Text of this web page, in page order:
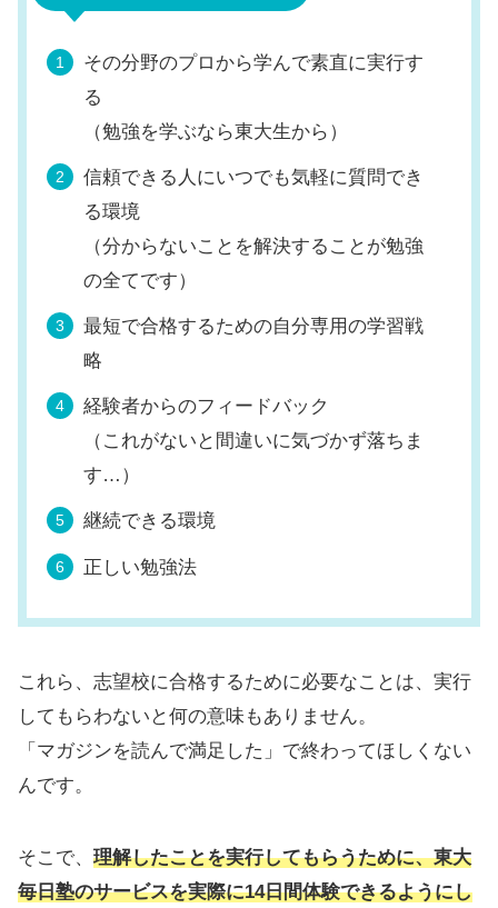
その分野のプロから学んで素直に実行す
る
（勉強を学ぶなら東大生から）
信頼できる人にいつでも気軽に質問でき
る環境
（分からないことを解決することが勉強
の全てです）
最短で合格するための自分専用の学習戦
略
経験者からのフィードバック
（これがないと間違いに気づかず落ちま
す…）
継続できる環境
正しい勉強法
これら、志望校に合格するために必要なことは、実行
してもらわないと何の意味もありません。
「マガジンを読んで満足した」で終わってほしくない
んです。
そこで、 理解したことを実行してもらうために、東大
毎日塾のサービスを実際に14日間体験できるようにし